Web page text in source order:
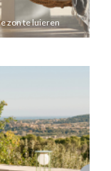
zon te luieren